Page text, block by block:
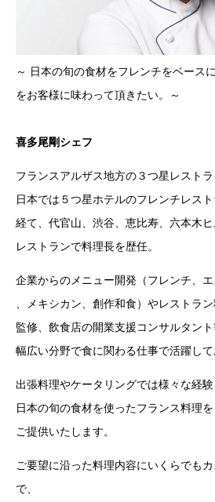
～ 日本の旬の食材をフレンチをベース
をお客様に味わって頂きたい。～
喜多尾剛シェフ
フランスアルザス地方の３つ星レストラ
日本では５つ星ホテルのフレンチレス
経て、代官山、渋谷、恵比寿、六本木
レストランで料理長を歴任。
企業からのメニュー開発（フレンチ、エ
、メキシカン、創作和食）やレストラ
監修、飲食店の開業支援コンサルタント
幅広い分野で食に関わる仕事で活躍して
出張料理やケータリングでは様々な経験
日本の旬の食材を使ったフランス料理を
ご提供いたします。
ご要望に沿った料理内容にいくらでも
で、